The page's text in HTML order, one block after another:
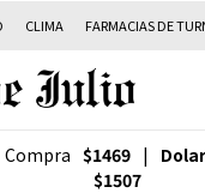
CLIMA FARMACIAS DE
Compra $1469 |
$1507